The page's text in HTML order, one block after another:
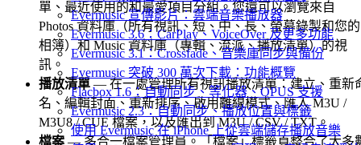
Evermusic 宣傳影片：雲端音樂播放器
Evermusic 3.6：CarPlay、VoiceOver 及更多功能
Evermusic 3.1：Crossfade、音樂庫同步與備份
Evermusic 突破 300 萬次下載：功能概覽
Flacbox 1.6：自動同步、等化器、OPUS 支援
Evermusic 2.3：自動同步、播放位置與標籤
使用 Evermusic 在 iPhone 上從雲端儲存播放音樂
單、最近使用的和最愛項目分組。您還可以瀏覽來自
Photos 資料庫（所有視訊、短、中、長、螢幕錄製和您的
相簿）和 Music 資料庫（專輯、流派、播放清單）的視
訊。
播放清單 — 在一處管理所有視訊播放清單：建立、重新
名、編輯封面、重新排序、啟用離線模式、匯入 M3U /
M3U8 / CUE 檔案，以及匯出到 M3U / CSV / TXT。
檔案 — 多合一檔案管理員。「檔案」標籤頁整合了大多